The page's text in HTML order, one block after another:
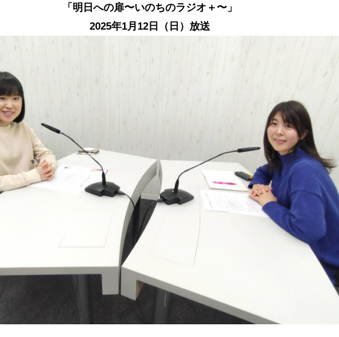
「明日への扉〜いのちのラジオ＋〜」
2025年1月12日（日）放送